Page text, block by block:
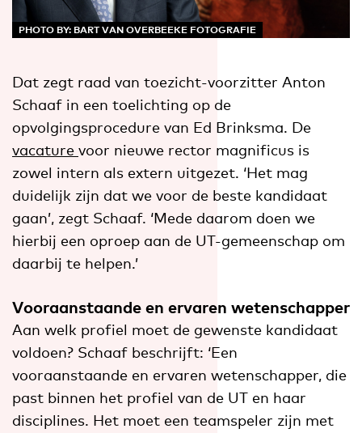
PHOTO BY: BART VAN OVERBEEKE FOTOGRAFIE
Dat zegt raad van toezicht-voorzitter Anton
Schaaf in een toelichting op de
opvolgingsprocedure van Ed Brinksma. De
vacature voor nieuwe rector magnificus is
zowel intern als extern uitgezet. ‘Het mag
duidelijk zijn dat we voor de beste kandidaat
gaan’, zegt Schaaf. ‘Mede daarom doen we
hierbij een oproep aan de UT-gemeenschap om
daarbij te helpen.’
Vooraanstaande en ervaren wetenschapper
Aan welk profiel moet de gewenste kandidaat
voldoen? Schaaf beschrijft: ‘Een
vooraanstaande en ervaren wetenschapper, die
past binnen het profiel van de UT en haar
disciplines. Het moet een teamspeler zijn met